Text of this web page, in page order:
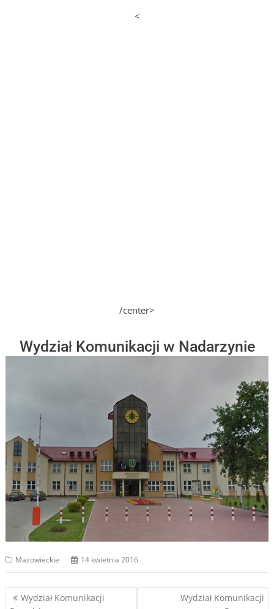
<
/center>
Wydział Komunikacji w Nadarzynie
Mazowieckie 14 kwietnia 2016
Nawigacja
Wydział Komunikacji
Wydział Komunikacji